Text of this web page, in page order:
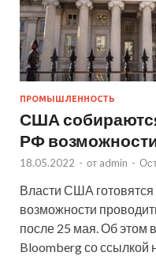
ПРОМЫШЛЕННОСТЬ
США
РФ
18.05.2022 - от admin -
Власти США
возможности
после 25 мая. Об этом
Bloomberg со ссылкой